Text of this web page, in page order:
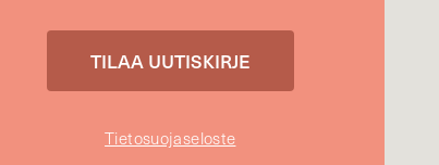
Tietosuojaseloste